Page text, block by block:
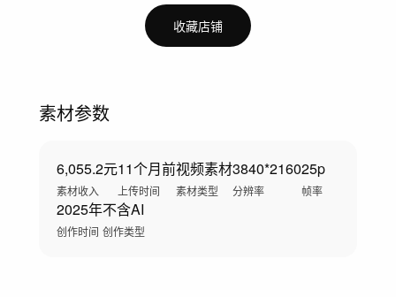
收藏店铺
素材参数
6,055.2元
素材收入
11个月前
上传时间
视频素材
素材类型
3840*2160
分辨率
25p
帧率
2025年
创作时间
不含AI
创作类型